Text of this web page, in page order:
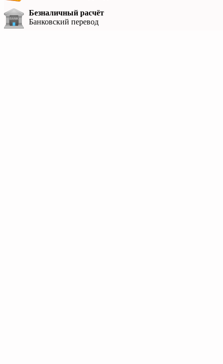
Безналичный расчёт
Банковский перевод